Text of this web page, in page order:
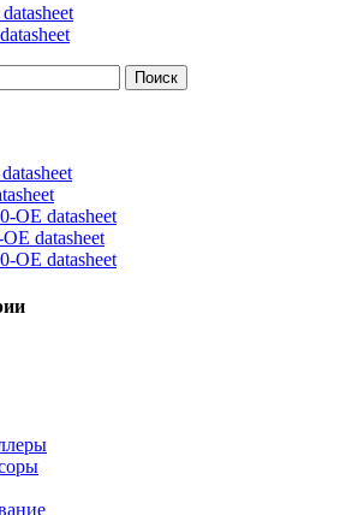
OE datasheet
datasheet
OE datasheet